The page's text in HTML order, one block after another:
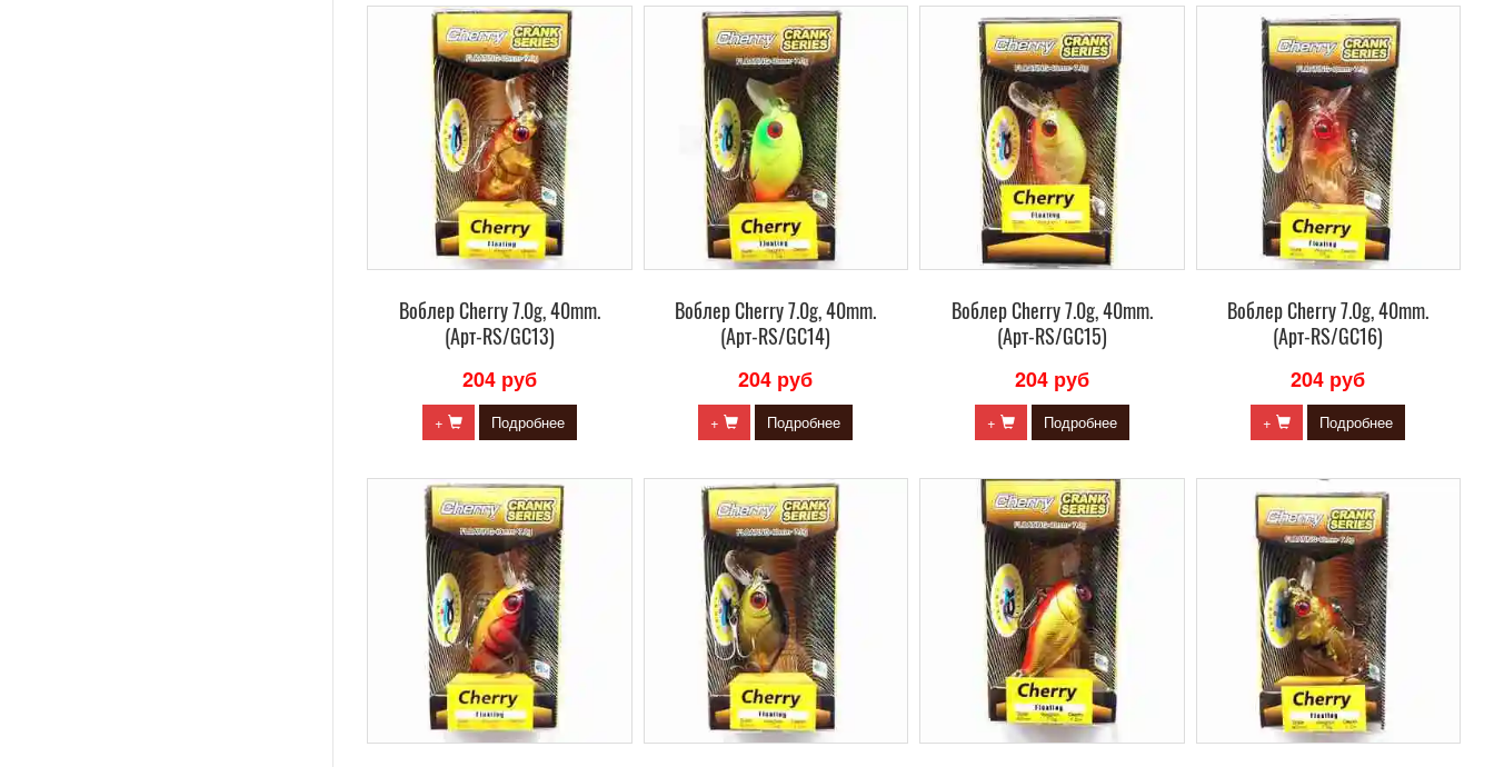
Воблер Сherry 7.0g, 40mm.
(Арт-RS/GC13)
204 руб
+ Подробнее
Воблер Сherry 7.0g, 40mm.
(Арт-RS/GC14)
204 руб
+ Подробнее
Воблер Сherry 7.0g, 40mm.
(Арт-RS/GC15)
204 руб
+ Подробнее
Воблер Сherry 7.0g, 40mm.
(Арт-RS/GC16)
204 руб
+ Подробнее